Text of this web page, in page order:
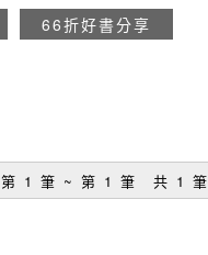
66折好書分享
第 1 筆 ~ 第 1 筆 共 1 筆